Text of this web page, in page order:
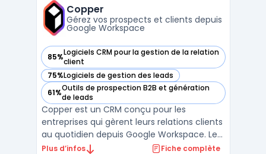
d’investissement et cabinets de
recrutement pilotant leur pros ...
Copper
Gérez vos prospects et clients depuis
Google Workspace
85%Logiciels CRM pour la gestion de la relation
client
— voir Copper dans cette catégorie
75%Logiciels de gestion des leads
— voir Copper dans cette catégorie
61%Outils de prospection B2B et génération
de leads
— voir Copper dans cette catégorie
Copper est un CRM conçu pour les
entreprises qui gèrent leurs relations clients
au quotidien depuis Google Workspace. Les
équipes qui travaillent sur Gmail, Calendar
Plus d’infos Fiche complète